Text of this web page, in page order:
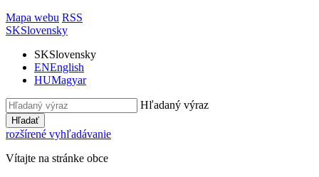
Mapa webu RSS
SKSlovensky
SKSlovensky
ENEnglish
HUMagyar
Hľadaný výraz
Hľadať
rozšírené vyhľadávanie
Vítajte na stránke obce